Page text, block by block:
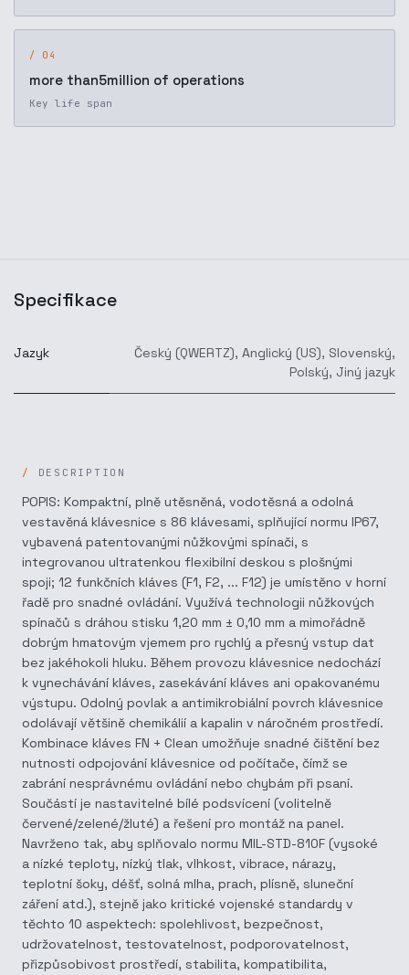
/ 04
more than5million of operations
Key life span
Specifikace
Jazyk Český (QWERTZ), Anglický (US), Slovenský,
Polský, Jiný jazyk
DESCRIPTION
POPIS: Kompaktní, plně utěsněná, vodotěsná a odolná
vestavěná klávesnice s 86 klávesami, splňující normu IP67,
vybavená patentovanými nůžkovými spínači, s
integrovanou ultratenkou flexibilní deskou s plošnými
spoji; 12 funkčních kláves (F1, F2, ... F12) je umístěno v horní
řadě pro snadné ovládání. Využívá technologii nůžkových
spínačů s dráhou stisku 1,20 mm ± 0,10 mm a mimořádně
dobrým hmatovým vjemem pro rychlý a přesný vstup dat
bez jakéhokoli hluku. Během provozu klávesnice nedochází
k vynechávání kláves, zasekávání kláves ani opakovanému
výstupu. Odolný povlak a antimikrobiální povrch klávesnice
odolávají většině chemikálií a kapalin v náročném prostředí.
Kombinace kláves FN + Clean umožňuje snadné čištění bez
nutnosti odpojování klávesnice od počítače, čímž se
zabrání nesprávnému ovládání nebo chybám při psaní.
Součástí je nastavitelné bílé podsvícení (volitelně
červené/zelené/žluté) a řešení pro montáž na panel.
Navrženo tak, aby splňovalo normu MIL-STD-810F (vysoké
a nízké teploty, nízký tlak, vlhkost, vibrace, nárazy,
teplotní šoky, déšť, solná mlha, prach, plísně, sluneční
záření atd.), stejně jako kritické vojenské standardy v
těchto 10 aspektech: spolehlivost, bezpečnost,
udržovatelnost, testovatelnost, podporovatelnost,
přizpůsobivost prostředí, stabilita, kompatibilita,